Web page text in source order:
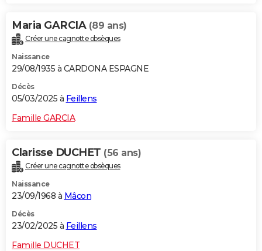
Maria GARCIA (89 ans)
Créer une cagnotte obsèques
Naissance
29/08/1935 à CARDONA ESPAGNE
Décès
05/03/2025 à Feillens
Famille GARCIA
Clarisse DUCHET (56 ans)
Créer une cagnotte obsèques
Naissance
23/09/1968 à Mâcon
Décès
23/02/2025 à Feillens
Famille DUCHET